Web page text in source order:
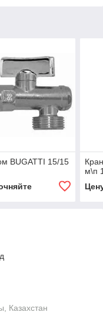
BUGATTI 15/15
м\п
Казахстан